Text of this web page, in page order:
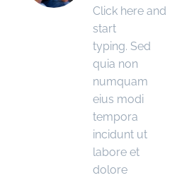
Click here and
start
typing. Sed
quia non
numquam
eius modi
tempora
incidunt ut
labore et
dolore